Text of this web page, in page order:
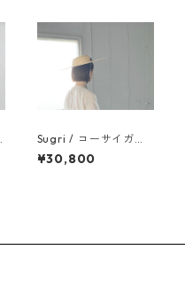
Sugri / コーサイガー
デン / 水玉ネイビー
¥30,800